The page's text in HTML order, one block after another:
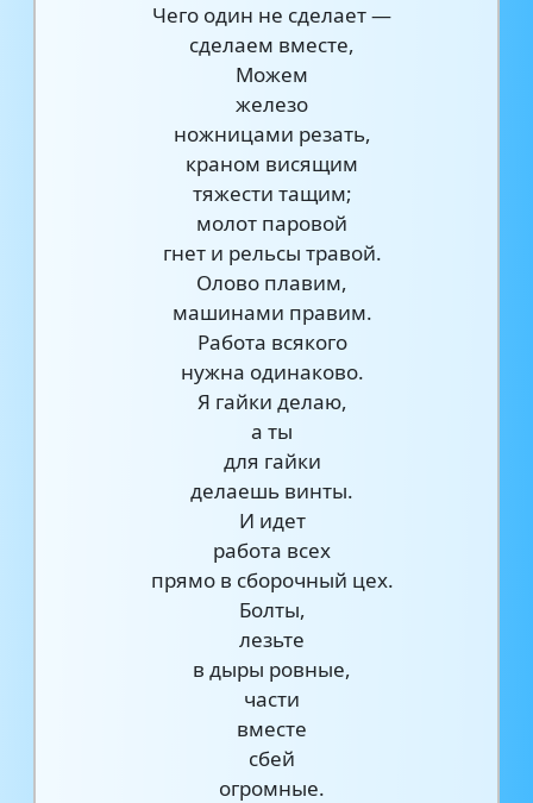
Чего один не сделает —
сделаем вместе,
Можем
железо
ножницами резать,
краном висящим
тяжести тащим;
молот паровой
гнет и рельсы травой.
Олово плавим,
машинами правим.
Работа всякого
нужна одинаково.
Я гайки делаю,
а ты
для гайки
делаешь винты.
И идет
работа всех
прямо в сборочный цех.
Болты,
лезьте
в дыры ровные,
части
вместе
сбей
огромные.